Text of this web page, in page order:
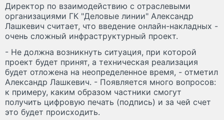
Директор по взаимодействию с отраслевыми
организациями ГК "Деловые линии" Александр
Лашкевич считает, что введение онлайн-накладных -
очень сложный инфраструктурный проект.
- Не должна возникнуть ситуация, при которой
проект будет принят, а техническая реализация
будет отложена на неопределенное время, - отметил
Александр Лашкевич. - Появляется много вопросов:
к примеру, каким образом частники смогут
получить цифровую печать (подпись) и за чей счет
это будет происходить.